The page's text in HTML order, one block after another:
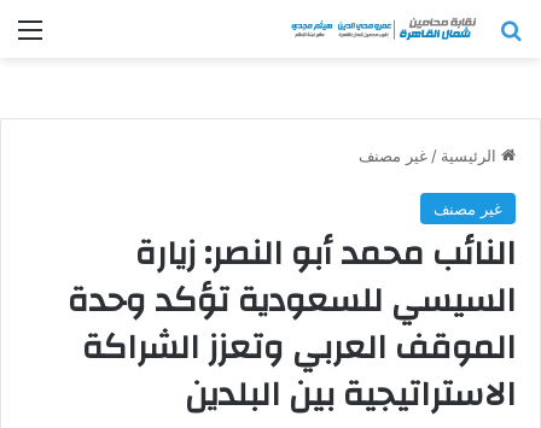
بحث عن
الرئيسية / غير مصنف
غير مصنف
النائب محمد أبو النصر: زيارة
السيسي للسعودية تؤكد وحدة
الموقف العربي وتعزز الشراكة
الاستراتيجية بين البلدين